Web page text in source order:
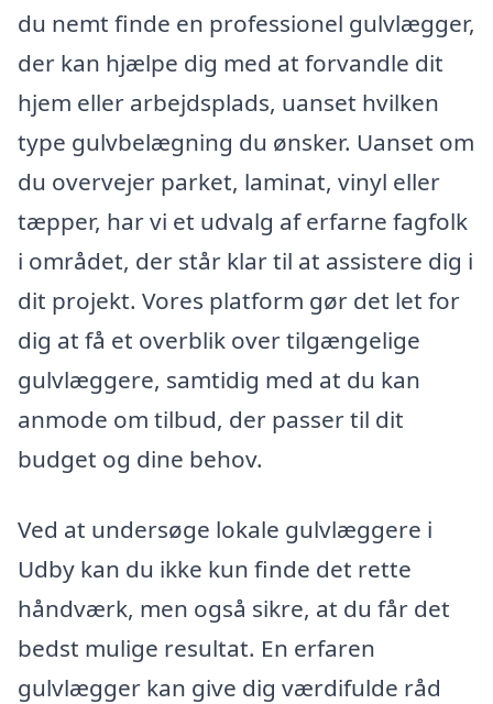
du nemt finde en professionel gulvlægger,
der kan hjælpe dig med at forvandle dit
hjem eller arbejdsplads, uanset hvilken
type gulvbelægning du ønsker. Uanset om
du overvejer parket, laminat, vinyl eller
tæpper, har vi et udvalg af erfarne fagfolk
i området, der står klar til at assistere dig i
dit projekt. Vores platform gør det let for
dig at få et overblik over tilgængelige
gulvlæggere, samtidig med at du kan
anmode om tilbud, der passer til dit
budget og dine behov.
Ved at undersøge lokale gulvlæggere i
Udby kan du ikke kun finde det rette
håndværk, men også sikre, at du får det
bedst mulige resultat. En erfaren
gulvlægger kan give dig værdifulde råd